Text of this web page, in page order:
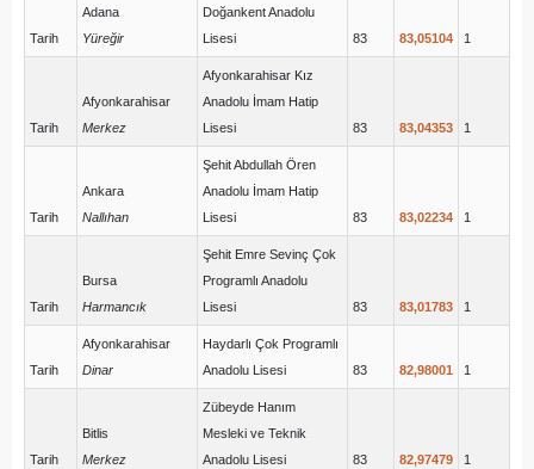
Tarih
Adana
Yüreğir
Doğankent Anadolu
Lisesi
83 83,05104 1
Tarih
Afyonkarahisar
Merkez
Afyonkarahisar Kız
Anadolu İmam Hatip
Lisesi
83 83,04353 1
Tarih
Ankara
Nallıhan
Şehit Abdullah Ören
Anadolu İmam Hatip
Lisesi
83 83,02234 1
Tarih
Bursa
Harmancık
Şehit Emre Sevinç Çok
Programlı Anadolu
Lisesi
83 83,01783 1
Tarih
Afyonkarahisar
Dinar
Haydarlı Çok Programlı
Anadolu Lisesi
83 82,98001 1
Tarih
Bitlis
Merkez
Zübeyde Hanım
Mesleki ve Teknik
Anadolu Lisesi
83 82,97479 1